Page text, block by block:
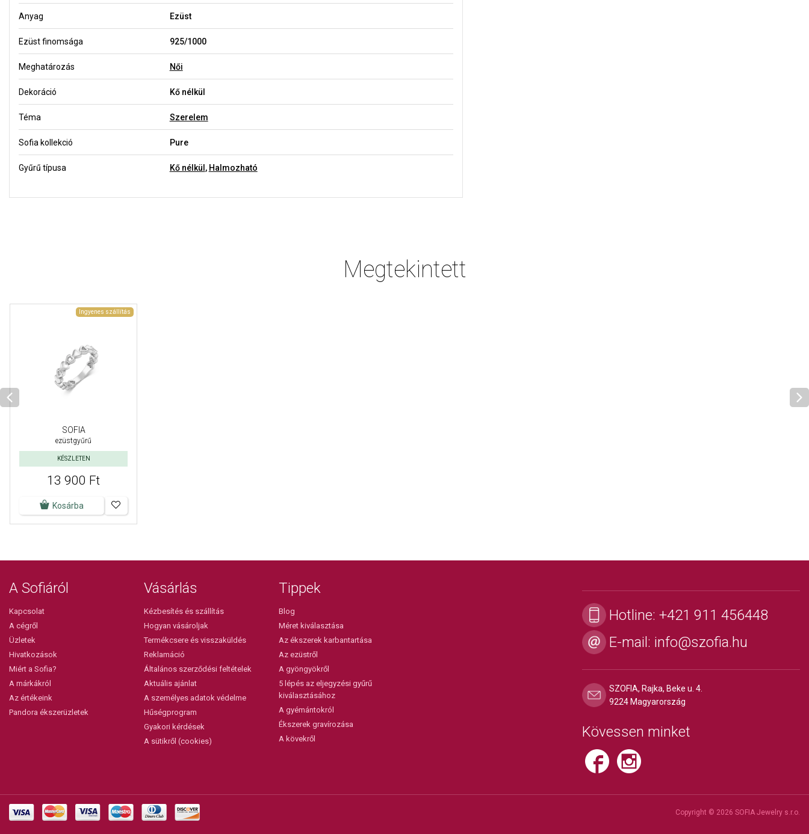
Anyag Ezüst
Ezüst finomsága 925/1000
Meghatározás Női
Dekoráció Kő nélkül
Téma Szerelem
Sofia kollekció Pure
Gyűrű típusa Kő nélkül , Halmozható
Megtekintett
Ingyenes szállítás
SOFIA
ezüstgyűrű
KÉSZLETEN
13 900 Ft
Kosárba
A Sofiáról
Kapcsolat
A cégről
Üzletek
Hivatkozások
Miért a Sofia?
A márkákról
Az értékeink
Pandora ékszerüzletek
Vásárlás
Kézbesítés és szállítás
Hogyan vásároljak
Termékcsere és visszaküldés
Reklamáció
Általános szerződési feltételek
Aktuális ajánlat
A személyes adatok védelme
Hűségprogram
Gyakori kérdések
A sütikről (cookies)
Tippek
Blog
Méret kiválasztása
Az ékszerek karbantartása
Az ezüstről
A gyöngyökről
5 lépés az eljegyzési gyűrű
kiválasztásához
A gyémántokról
Ékszerek gravírozása
A kövekről
Hotline: +421 911 456448
E-mail: info@szofia.hu
SZOFIA, Rajka, Beke u. 4.
9224 Magyarország
Kövessen minket
Copyright © 2026 SOFIA Jewelry s.r.o.